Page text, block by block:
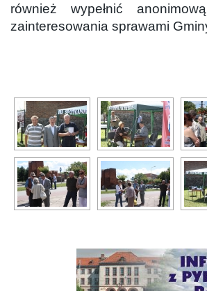
również wypełnić
zainteresowania sprawami